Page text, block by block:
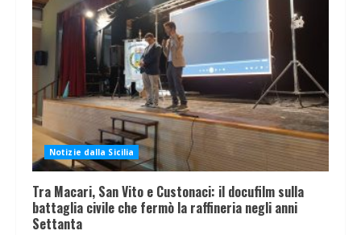
Notizie dalla Sicilia
Tra Macari, San Vito e Custonaci: il docufilm sulla
battaglia civile che fermò la raffineria negli anni
Settanta